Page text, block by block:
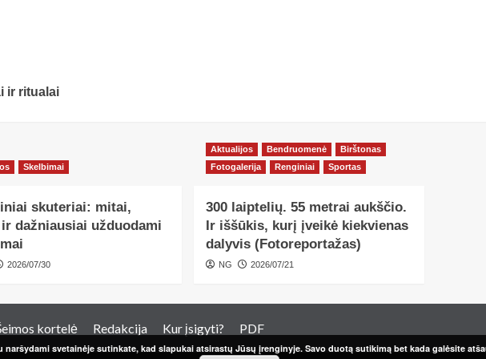
ir ritualai
Skelbimai
skuteriai: mitai,
dažniausiai užduodami
2026/07/30
Aktualijos Bendruomenė
Birštonas
Fotogalerija
Renginiai Sportas
300 laiptelių. 55 metrai aukščio.
Ir iššūkis, kurį įveikė kiekvienas
dalyvis (Fotoreportažas)
NG 2026/07/21
kortelė Redakcija Kur įsigyti? PDF
svetainėje sutinkate, kad slapukai atsirastų Jūsų įrenginyje. Savo duotą sutikimą bet kada galėsite